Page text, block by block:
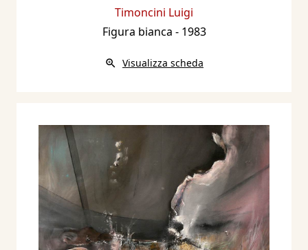
a cura di Arianna Sartori, prefazione di Maria
Gabriella Savoia, catalogo mostra, Castel
Sartori Editore, pp. nn.
Savoia, catalogo mostra, Castel d’Ario, Casa
Museo Sartori, Mantova, Archivio Sartori
Editore, pp. nn.
2018 - Catalogo Sartori d’Arte Moderna e
Contemporanea 2019, a cura di Arianna
Sartori, Mantova, Archivio Sartori Editore, p.
Timoncini Luigi
Figura bianca - 1983
Visualizza scheda